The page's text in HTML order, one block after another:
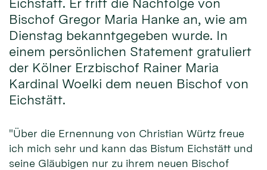
Bischof Gregor Maria Hanke an, wie am
Dienstag bekanntgegeben wurde. In
einem persönlichen Statement gratuliert
der Kölner Erzbischof Rainer Maria
Kardinal Woelki dem neuen Bischof von
Eichstätt.
"Über die Ernennung von Christian Würtz freue
ich mich sehr und kann das Bistum Eichstätt und
seine Gläubigen nur zu ihrem neuen Bischof